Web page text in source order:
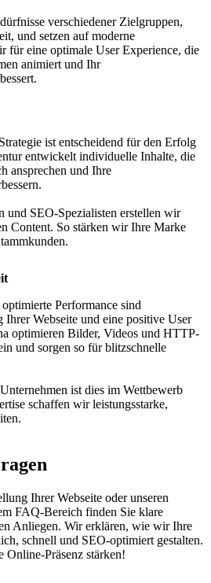
verschiedener Zielgruppen,
und setzen auf moderne
für eine optimale User Experience, die
animiert und Ihr
ist entscheidend für den Erfolg
entwickelt individuelle Inhalte, die
ansprechen und Ihre
und SEO-Spezialisten erstellen wir
Content. So stärken wir Ihre Marke
Performance sind
Ihrer Webseite und eine positive User
optimieren Bilder, Videos und HTTP-
und sorgen so für blitzschnelle
ist dies im Wettbewerb
schaffen wir leistungsstarke,
Ihrer Webseite oder unseren
FAQ-Bereich finden Sie klare
Anliegen. Wir erklären, wie wir Ihre
schnell und SEO-optimiert gestalten.
Präsenz stärken!